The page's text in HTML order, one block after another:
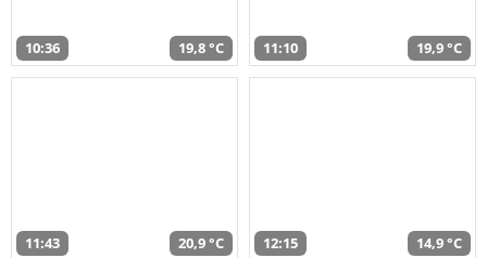
10:36 19,8 °C 11:10 19,9 °C
11:43 20,9 °C 12:15 14,9 °C